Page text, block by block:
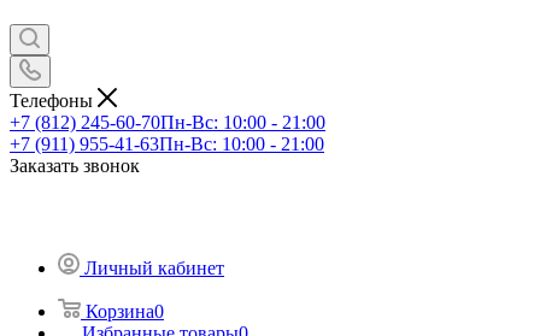
Телефоны
+7 (812) 245-60-70Пн-Вс: 10:00 - 21:00
+7 (911) 955-41-63Пн-Вс: 10:00 - 21:00
Заказать звонок
Личный кабинет
Корзина0